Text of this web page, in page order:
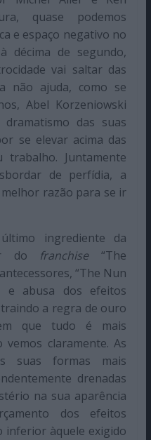
quase podemos
e espaço negativo no
décima de segundo,
vai saltar das
não ajuda, como se
Abel Korzeniowski
das suas
se elevar acima das
Juntamente
de perfídia, a
razão para se ir
ingrediente da
do franchise “The
“The Nun
e abusa dos efeitos
a regra de ouro
que tudo é mais
claramente. As
suas formas mais
drenadas
na sua aparência
dos efeitos
inferior àquele exigido